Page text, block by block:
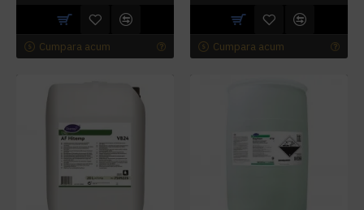
Cumpara acum Cumpara acum